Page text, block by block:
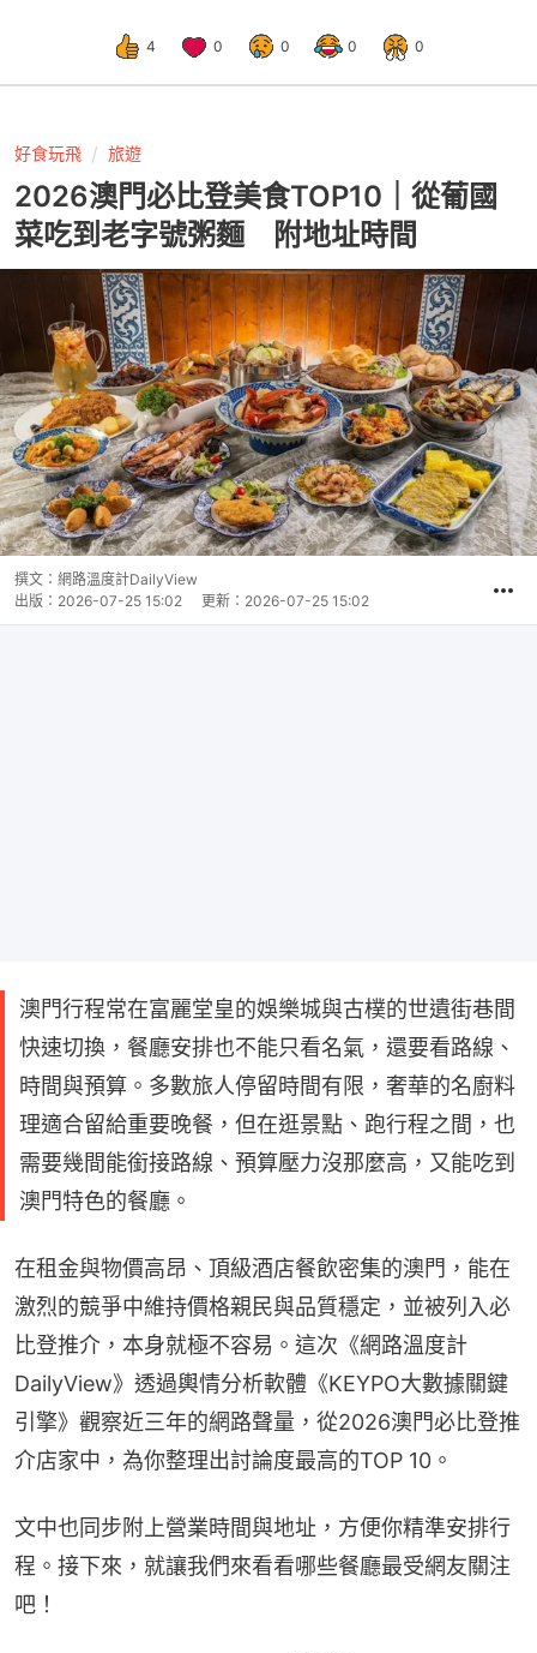
4 0 0 0 0
好食玩飛 旅遊
2026澳門必比登美食TOP10｜從葡國
菜吃到老字號粥麵 附地址時間
撰文： 網路溫度計DailyView
出版： 2026-07-25 15:02 更新： 2026-07-25 15:02
澳門行程常在富麗堂皇的娛樂城與古樸的世遺街巷間
快速切換，餐廳安排也不能只看名氣，還要看路線、
時間與預算。多數旅人停留時間有限，奢華的名廚料
理適合留給重要晚餐，但在逛景點、跑行程之間，也
需要幾間能銜接路線、預算壓力沒那麼高，又能吃到
澳門特色的餐廳。
在租金與物價高昂、頂級酒店餐飲密集的澳門，能在
激烈的競爭中維持價格親民與品質穩定，並被列入必
比登推介，本身就極不容易。這次《網路溫度計
DailyView》透過輿情分析軟體《KEYPO大數據關鍵
引擎》觀察近三年的網路聲量，從2026澳門必比登推
介店家中，為你整理出討論度最高的TOP 10。
文中也同步附上營業時間與地址，方便你精準安排行
程。接下來，就讓我們來看看哪些餐廳最受網友關注
吧！